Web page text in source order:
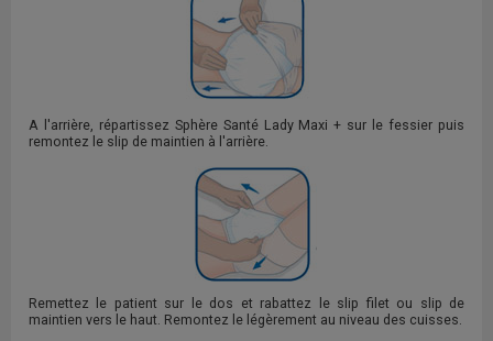
A l'arrière, répartissez Sphère Santé Lady Maxi + sur le fessier puis
remontez le slip de maintien à l'arrière.
Remettez le patient sur le dos et rabattez le slip filet ou slip de
maintien vers le haut. Remontez le légèrement au niveau des cuisses.